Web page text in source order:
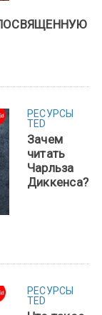
РЕСУРСЫ
TED
Зачем
читать
Чарльза
Диккенса?
РЕСУРСЫ
TED